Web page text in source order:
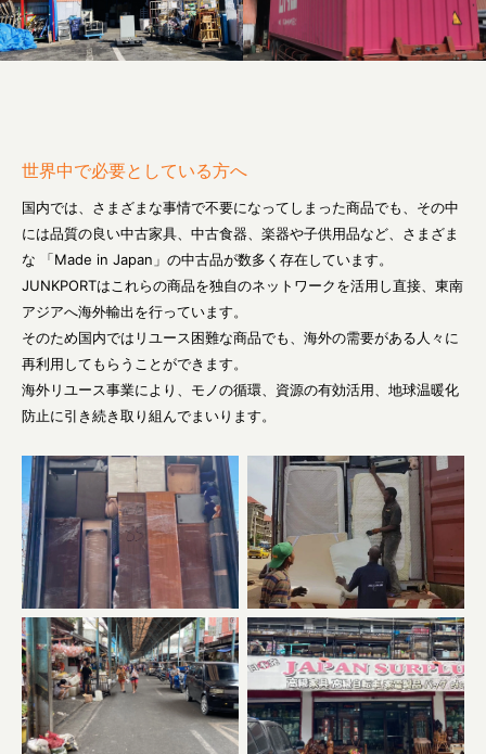
世界中で必要としている方へ
国内では、さまざまな事情で不要になってしまった商品でも、その中
には品質の良い中古家具、中古食器、楽器や子供用品など、さまざま
な
「Made in Japan」の中古品が数多く存在しています。
JUNKPORTはこれらの商品を独自のネットワークを活用し直接、東南
アジアへ海外輸出を行っています。
そのため国内ではリユース困難な商品でも、海外の需要がある人々に
再利用してもらうことができます。
海外リユース事業により、モノの循環、資源の有効活用、地球温暖化
防止に引き続き取り組んでまいります。